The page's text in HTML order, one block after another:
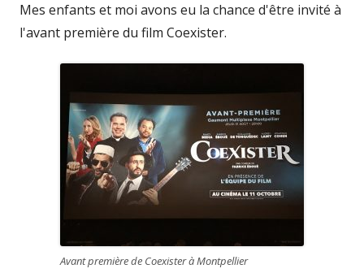
Mes enfants et moi avons eu la chance d'être invité à
l'avant première du film Coexister.
Avant première de Coexister à Montpellier